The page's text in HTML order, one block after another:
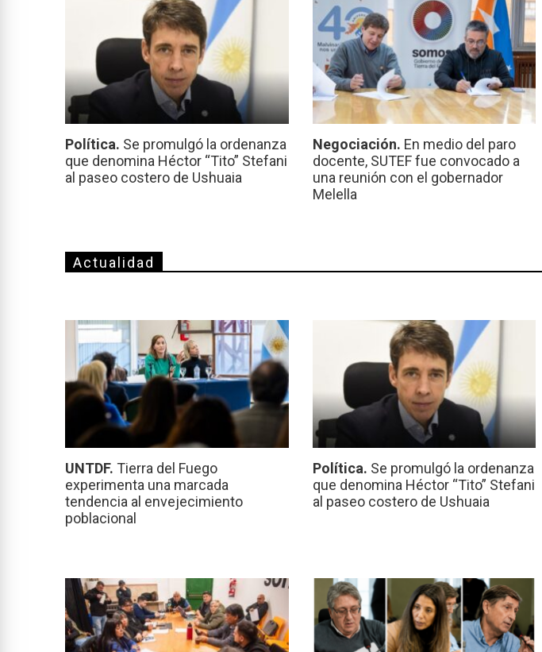
Política. Se promulgó la ordenanza
que denomina Héctor “Tito” Stefani
al paseo costero de Ushuaia
Negociación. En medio del paro
docente, SUTEF fue convocado a
una reunión con el gobernador
Melella
Actualidad
UNTDF. Tierra del Fuego
experimenta una marcada
tendencia al envejecimiento
poblacional
Política. Se promulgó la ordenanza
que denomina Héctor “Tito” Stefani
al paseo costero de Ushuaia